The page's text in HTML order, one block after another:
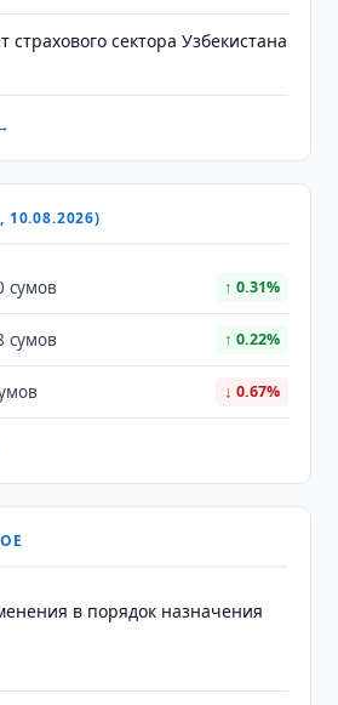
страхового сектора Узбекистана
сумов ↑ 0.31%
сумов ↑ 0.22%
↓ 0.67%
в порядок назначения